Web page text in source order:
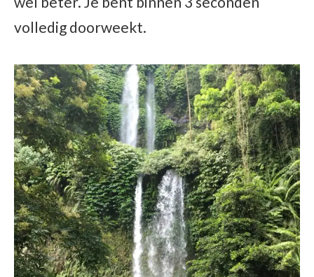
volledig doorweekt.